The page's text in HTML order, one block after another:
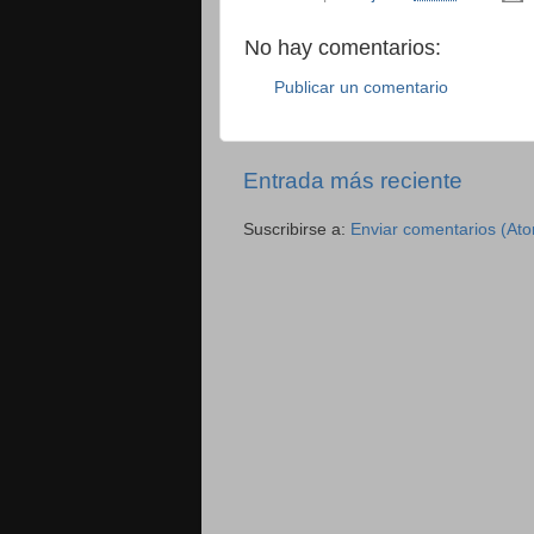
No hay comentarios:
Publicar un comentario
Entrada más reciente
Suscribirse a: Enviar comentarios